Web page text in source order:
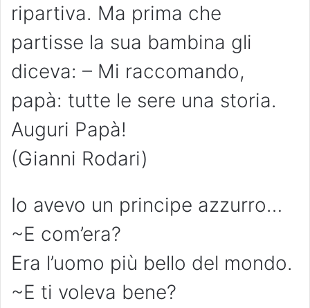
ripartiva. Ma prima che
partisse la sua bambina gli
diceva: – Mi raccomando,
papà: tutte le sere una storia.
Auguri Papà!
(Gianni Rodari)
Io avevo un principe azzurro…
~E com’era?
Era l’uomo più bello del mondo.
~E ti voleva bene?